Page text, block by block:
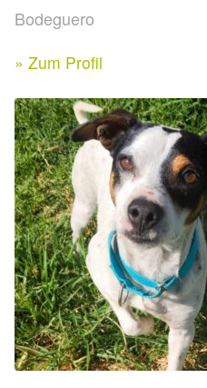
Ihre/Eure Spenden –
Spenden 2025
Juli bis Dezember
Januar bis Juni 2025
Spenden 2024
Juli bis Dezember
Facebook
Instagram
Bodeguero
» Zum Profil